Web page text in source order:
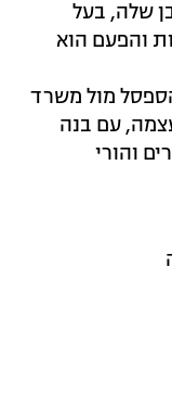
שלה, בעל
והפעם הוא
מול משרד
עם בנה
והורי